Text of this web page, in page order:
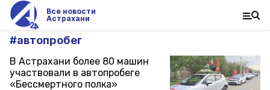
Все новости
Астрахани
#автопробег
В Астрахани более 80 машин
участвовали в автопробеге
«Бессмертного полка»